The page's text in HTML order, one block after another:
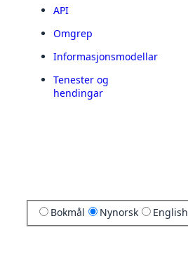
API
Omgrep
Informasjonsmodellar
Tenester og
hendingar
Bokmål Nynorsk English